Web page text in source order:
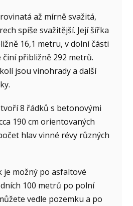
až mírně svažitá,
spíše svažitější. Její šířka
16,1 metru, v dolní části
činí přibližně 292 metrů.
jsou vinohrady a další
tvoří 8 řádků s betonovými
190 cm orientovaných
hlav vinné révy různých
je možný po asfaltové
100 metrů po polní
vedle pozemku a po